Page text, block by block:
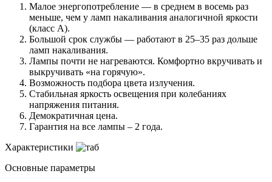
Малое энергопотребление — в среднем в восемь раз
меньше, чем у ламп накаливания аналогичной яркости
(класс А).
Большой срок службы — работают в 25–35 раз дольше
ламп накаливания.
Лампы почти не нагреваются. Комфортно вкручивать и
выкручивать «на горячую».
Возможность подбора цвета излучения.
Стабильная яркость освещения при колебаниях
напряжения питания.
Демократичная цена.
Гарантия на все лампы – 2 года.
Характеристики
Основные параметры